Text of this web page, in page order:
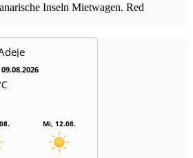
Inseln Mietwagen. Red
Mi, 12.08.